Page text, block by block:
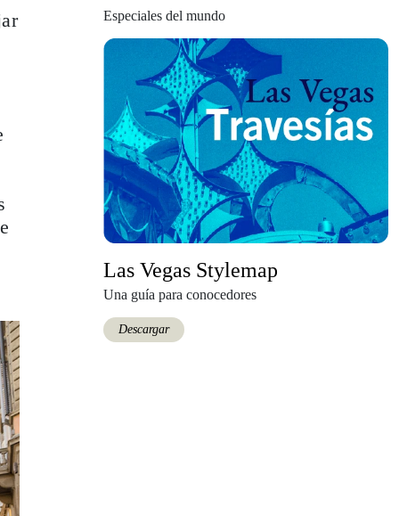
Especiales del mundo
Las Vegas Stylemap
Una guía para conocedores
Descargar